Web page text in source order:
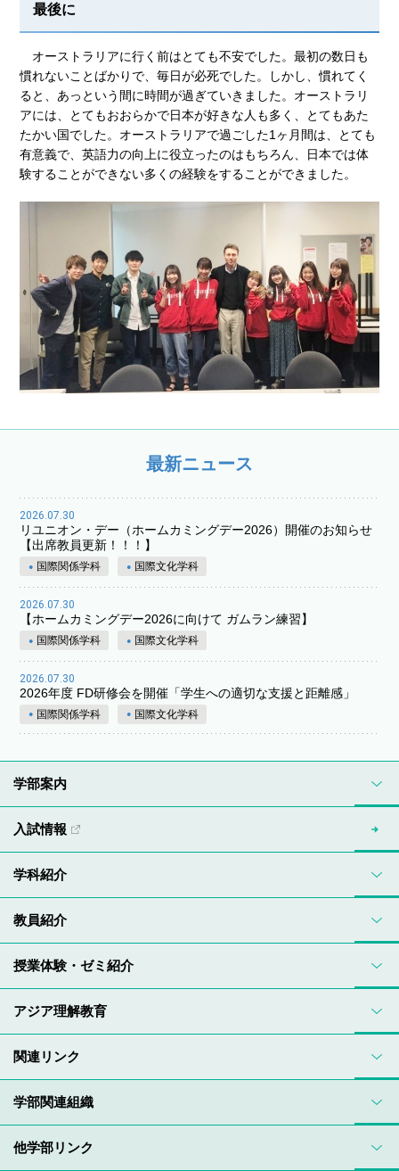
最後に
オーストラリアに行く前はとても不安でした。最初の数日も
慣れないことばかりで、毎日が必死でした。しかし、慣れてく
ると、あっという間に時間が過ぎていきました。オーストラリ
アには、とてもおおらかで日本が好きな人も多く、とてもあた
たかい国でした。オーストラリアで過ごした1ヶ月間は、とても
有意義で、英語力の向上に役立ったのはもちろん、日本では体
験することができない多くの経験をすることができました。
最新ニュース
2026.07.30
リユニオン・デー（ホームカミングデー2026）開催のお知らせ
【出席教員更新！！！】
国際関係学科 国際文化学科
2026.07.30
【ホームカミングデー2026に向けて ガムラン練習】
国際関係学科 国際文化学科
2026.07.30
2026年度 FD研修会を開催「学生への適切な支援と距離感」
国際関係学科 国際文化学科
学部関連組織
他学部リンク
学部案内
入試情報
学科紹介
教員紹介
授業体験・ゼミ紹介
アジア理解教育
関連リンク